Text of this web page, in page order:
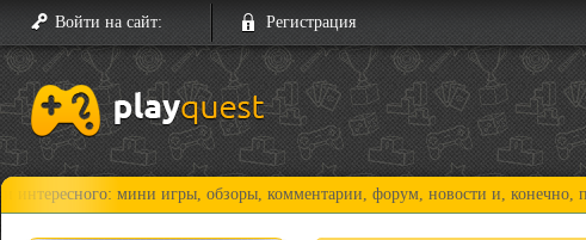
Войти на сайт: Регистрация
мини игры, обзоры, комментарии, форум, новости и, конечно,